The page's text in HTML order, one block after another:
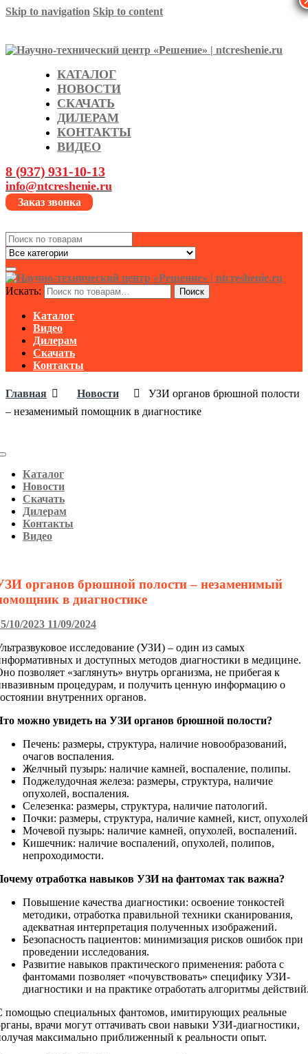
Skip to navigation Skip to content
КАТАЛОГ
НОВОСТИ
СКАЧАТЬ
ДИЛЕРАМ
КОНТАКТЫ
ВИДЕО
8 (937) 931-10-13
info@ntcreshenie.ru
Заказ звонка
Search
for:
Искать: Поиск
Каталог
Видео
Дилерам
Скачать
Контакты
Главная Новости
УЗИ органов брюшной полости
– незаменимый помощник в диагностике
Toggle
navigationКаталог
Новости
Скачать
Дилерам
Контакты
Видео
органов брюшной полости – незаменимый
в диагностике
10/2023 11/09/2024
исследование (УЗИ) – один из самых
и доступных методов диагностики в медицине.
позволяет «заглянуть» внутрь организма, не прибегая к
процедурам, и получить ценную информацию о
внутренних органов.
можно увидеть на УЗИ органов брюшной полости?
Печень: размеры, структура, наличие новообразований,
очагов воспаления.
Желчный пузырь: наличие камней, воспаление, полипы.
Поджелудочная железа: размеры, структура, наличие
опухолей, воспаления.
Селезенка: размеры, структура, наличие патологий.
Почки: размеры, структура, наличие камней, кист,
Мочевой пузырь: наличие камней, опухолей, воспалений.
Кишечник: наличие воспалений, опухолей, полипов,
непроходимости.
отработка навыков УЗИ на фантомах так важна?
Повышение качества диагностики: освоение тонкостей
методики, отработка правильной техники сканирования,
адекватная интерпретация полученных изображений.
Безопасность пациентов: минимизация рисков ошибок при
проведении исследования.
Развитие навыков практического применения: работа с
фантомами позволяет «почувствовать» специфику УЗИ-
диагностики и на практике отработать алгоритмы
помощью специальных фантомов, имитирующих реальные
врачи могут оттачивать свои навыки УЗИ-диагностики,
максимально приближенный к реальности опыт.